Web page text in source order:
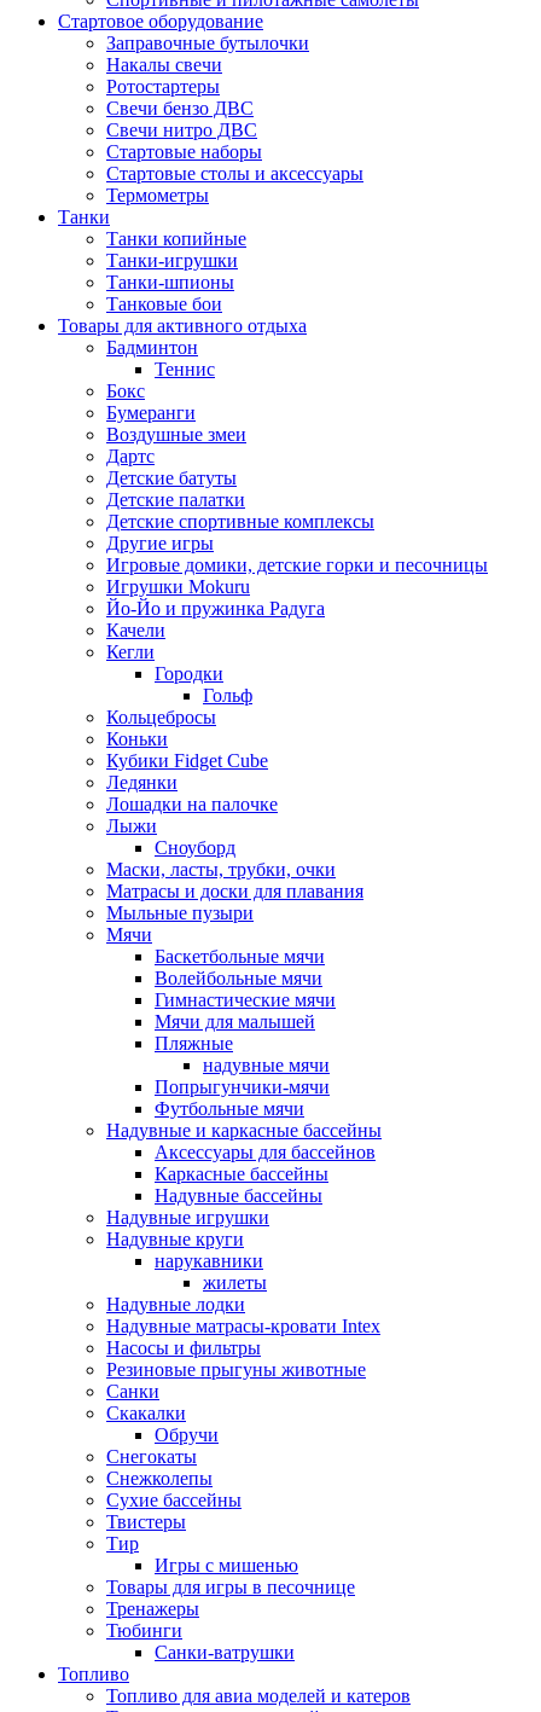
Стартовое оборудование
Заправочные бутылочки
Накалы свечи
Ротостартеры
Свечи бензо ДВС
Свечи нитро ДВС
Стартовые наборы
Стартовые столы и аксессуары
Термометры
Танки
Танки копийные
Танки-игрушки
Танки-шпионы
Танковые бои
Товары для активного отдыха
Бадминтон
Теннис
Бокс
Бумеранги
Воздушные змеи
Дартс
Детские батуты
Детские палатки
Детские спортивные комплексы
Другие игры
Игровые домики, детские горки и песочницы
Игрушки Mokuru
Йо-Йо и пружинка Радуга
Качели
Кегли
Городки
Гольф
Кольцебросы
Коньки
Кубики Fidget Cube
Ледянки
Лошадки на палочке
Лыжи
Сноуборд
Маски, ласты, трубки, очки
Матрасы и доски для плавания
Мыльные пузыри
Мячи
Баскетбольные мячи
Волейбольные мячи
Гимнастические мячи
Мячи для малышей
Пляжные
надувные мячи
Попрыгунчики-мячи
Футбольные мячи
Надувные и каркасные бассейны
Аксессуары для бассейнов
Каркасные бассейны
Надувные бассейны
Надувные игрушки
Надувные круги
нарукавники
жилеты
Надувные лодки
Надувные матрасы-кровати Intex
Насосы и фильтры
Резиновые прыгуны животные
Санки
Скакалки
Обручи
Снегокаты
Снежколепы
Сухие бассейны
Твистеры
Тир
Игры с мишенью
Товары для игры в песочнице
Тренажеры
Тюбинги
Санки-ватрушки
Топливо
Топливо для авиа моделей и катеров